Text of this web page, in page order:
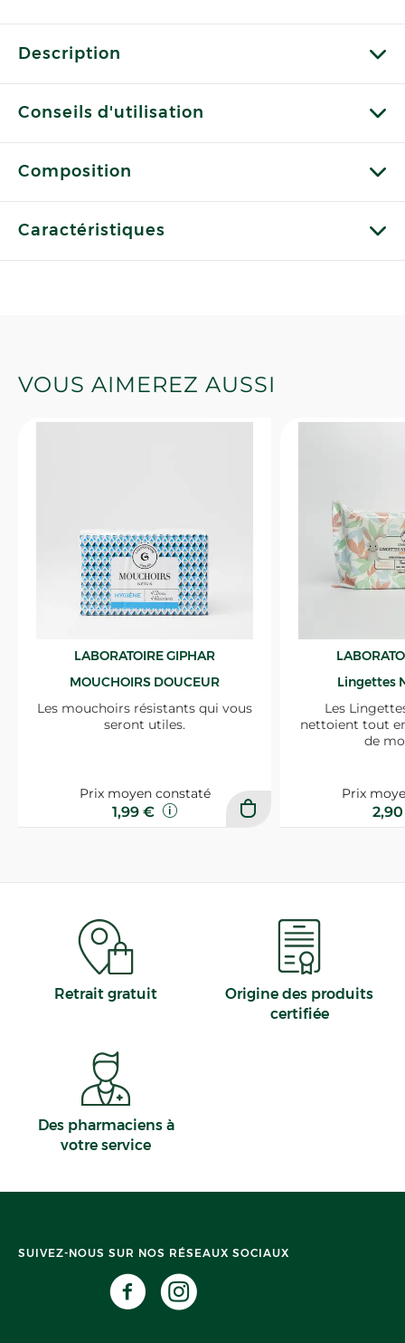
Description
Conseils d'utilisation
Composition
Caractéristiques
VOUS AIMEREZ AUSSI
LABORATOIRE GIPHAR
MOUCHOIRS DOUCEUR
Les mouchoirs résistants qui vous
seront utiles.
Prix moyen constaté
1,99 €
Lingettes
Les
nettoient tout
de
Prix
Retrait gratuit
Origine des produits
certifiée
Des pharmaciens à
votre service
SUIVEZ-NOUS SUR NOS RÉSEAUX SOCIAUX